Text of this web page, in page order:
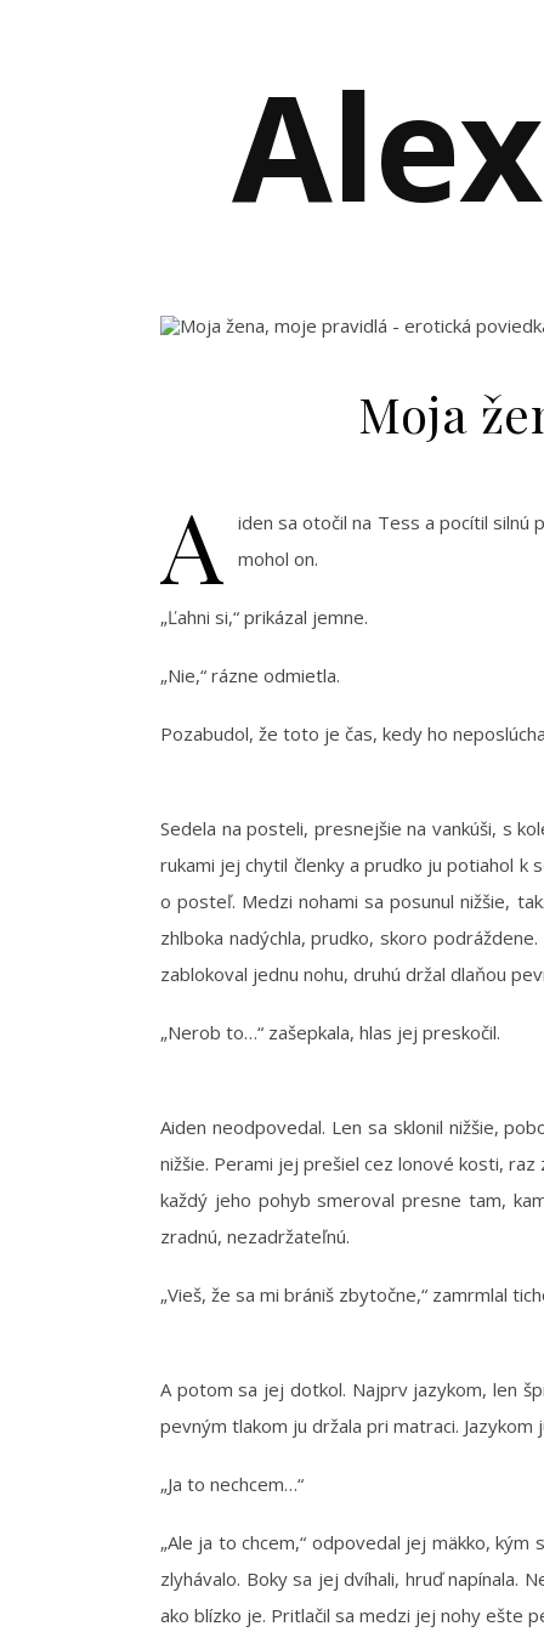
Moja
A
iden sa otočil na Tess a pocítil
mohol on.
„Ľahni si,“ prikázal jemne.
„Nie,“ rázne odmietla.
Pozabudol, že toto je čas, kedy ho
Sedela na posteli, presnejšie na vankúši, s
rukami jej chytil členky a prudko ju potiahol k
o posteľ. Medzi nohami sa posunul nižšie,
zhlboka nadýchla, prudko, skoro
zablokoval jednu nohu, druhú držal dlaňou
„Nerob to…“ zašepkala, hlas jej preskočil.
Aiden neodpovedal. Len sa sklonil nižšie,
nižšie. Perami jej prešiel cez lonové kosti,
každý jeho pohyb smeroval presne tam,
zradnú, nezadržateľnú.
„Vieš, že sa mi brániš zbytočne,“ zamrmlal
A potom sa jej dotkol. Najprv jazykom, len
pevným tlakom ju držala pri matraci.
„Ja to nechcem…“
„Ale ja to chcem,“ odpovedal jej mäkko,
zlyhávalo. Boky sa jej dvíhali, hruď napínala.
ako blízko je. Pritlačil sa medzi jej nohy ešte